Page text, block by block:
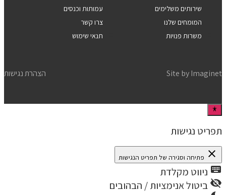
שירותים משלימים
עמותות וכנסים
המומחים שלנו
צרו קשר
משרות פנויות
תנאי שימוש
Site by Imaginet הצהרת נגישות
תפריט נגישות
close פתיחה וסגירה של תפריט הנגישות
keyboard ניווט מקלדת
visibility_off ביטול אנימציות / הבהובים